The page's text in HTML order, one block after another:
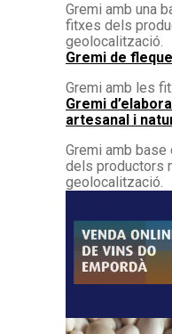
Gremi amb una
fitxes dels
geolocalització.
Gremi de
Gremi amb les
Gremi
artesanal i
Gremi amb
dels productors
geolocalització.